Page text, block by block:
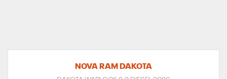
NOVA RAM DAKOTA